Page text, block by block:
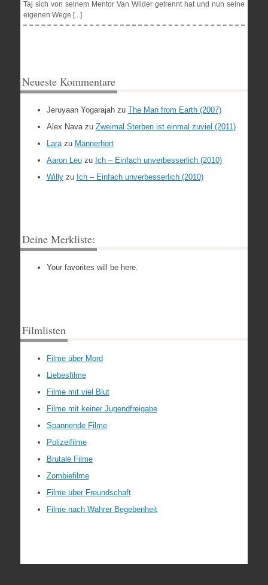
Taj sich von seinem Mentor Van Wilder getrennt hat und nun seine
eigenen Wege [...]
Neueste Kommentare
Jeruyaan Yogarajahzu The Man from Earth (2007)
Alex Navazu Zweimal Sterben ist einmal zuviel (2011)
Larazu Männerhort
Aaron Leuzu Ich – Einfach unverbesserlich (2010)
Willyzu Ich – Einfach unverbesserlich (2010)
Deine Merkliste:
Your favorites will be here.
Filmlisten
Filme über Mord
Liebesfilme
Filme mit viel Blut
Filme mit keiner Jugendfreigabe
Spannende Filme
Polizeifilme
Brutale Filme
Zombiefilme
Filme über Freundschaft
Filme nach Wahrer Begebenheit